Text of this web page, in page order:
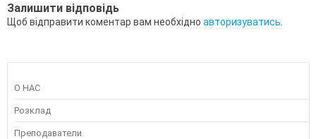
Залишити відповідь
Щоб відправити коментар вам необхідно авторизуватись
О НАС
Розклад
Преподаватели